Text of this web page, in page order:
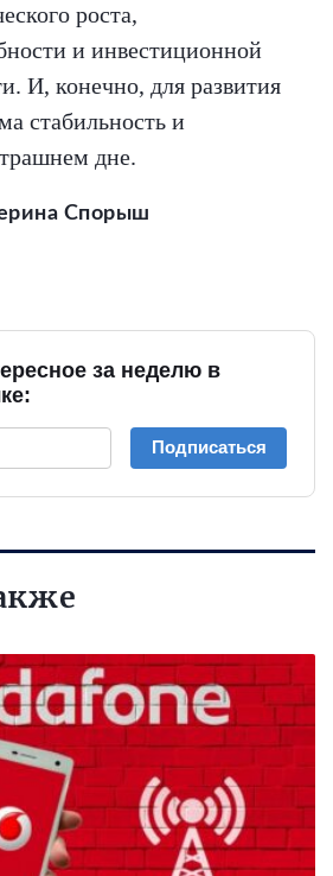
роста,
и инвестиционной
И, конечно, для развития
стабильность и
дне.
Спорыш
за неделю в
Подписаться